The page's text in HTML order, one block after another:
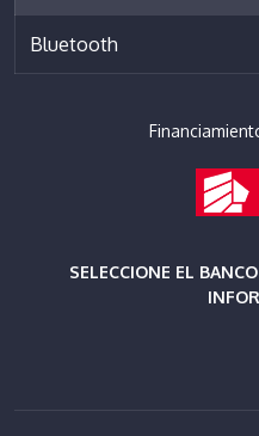
Bluetooth
SELECCIONE EL